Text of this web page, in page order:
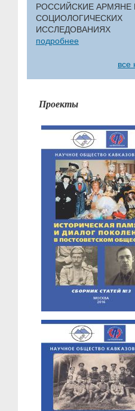
РОССИЙСКИЕ АРМЯНЕ
СОЦИОЛОГИЧЕСКИХ
ИССЛЕДОВАНИЯХ
подробнее
все
Проекты